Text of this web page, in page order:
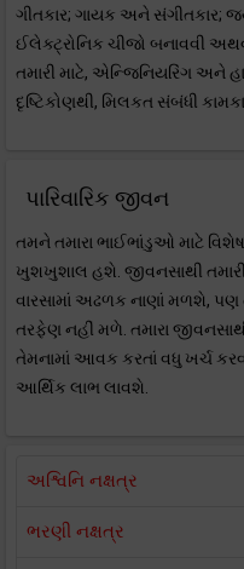
ગીતકાર; ગાયક અને સંગીતકાર;
ઈલેક્ટ્રોનિક ચીજો બનાવવી
તમારી માટે, એન્જિનિયરિંગ અને
દૃષ્ટિકોણથી, મિલકત સંબંધી
પારિવારિક જીવન
તમને તમારા ભાઈભાંડુઓ માટે
ખુશખુશાલ હશે. જીવનસાથી
વારસામાં અઢળક નાણાં મળશે, પણ
તરફેણ નહીં મળે. તમારા
તેમનામાં આવક કરતાં વધુ ખર્ચ
આર્થિક લાભ લાવશે.
અશ્વિનિ નક્ષત્ર
ભરણી નક્ષત્ર